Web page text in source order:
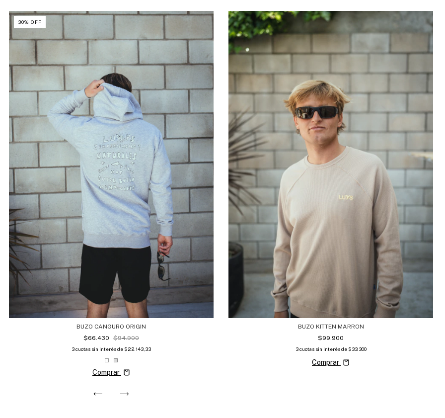
30% OFF
BUZO CANGURO ORIGIN
$66.430
$94.900
3cuotas sin interés de $22.143,33
Comprar
BUZO KITTEN MARRON
$99.900
3 cuotas sin interés de $33.300
Comprar